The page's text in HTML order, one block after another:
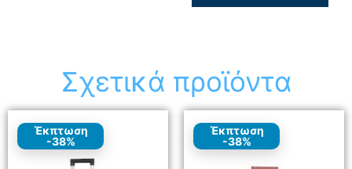
Σχετικά προϊόντα
Έκπτωση
-38%
Έκπτωση
-38%